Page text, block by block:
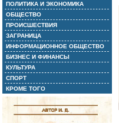
ПОЛИТИКА И ЭКОНОМИКА
ОБЩЕСТВО
ПРОИСШЕСТВИЯ
ЗАГРАНИЦА
ИНФОРМАЦИОННОЕ ОБЩЕСТВО
БИЗНЕС И ФИНАНСЫ
КУЛЬТУРА
СПОРТ
КРОМЕ ТОГО